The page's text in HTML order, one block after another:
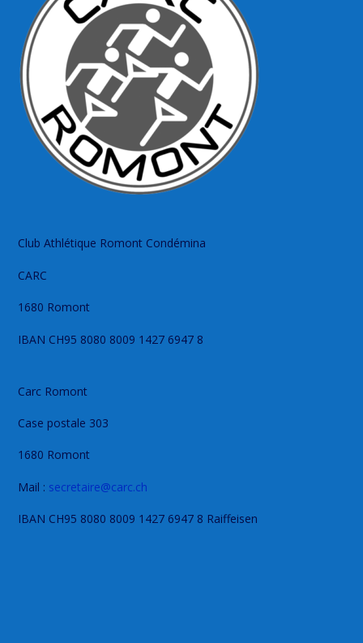
Club Athlétique Romont Condémina
CARC
1680 Romont
IBAN CH95 8080 8009 1427 6947 8
Carc Romont
Case postale 303
1680 Romont
Mail : secretaire@carc.ch
IBAN CH95 8080 8009 1427 6947 8 Raiffeisen